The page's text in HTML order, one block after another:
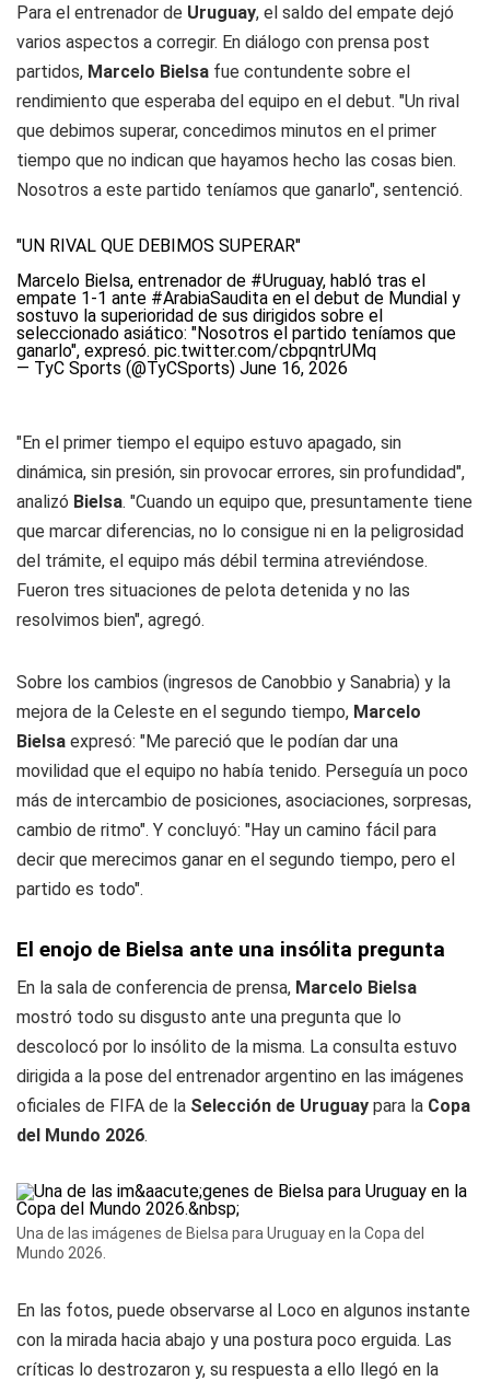
Para el entrenador de Uruguay, el saldo del empate dejó
varios aspectos a corregir. En diálogo con prensa post
partidos, Marcelo Bielsa fue contundente sobre el
rendimiento que esperaba del equipo en el debut. "Un rival
que debimos superar, concedimos minutos en el primer
tiempo que no indican que hayamos hecho las cosas bien.
Nosotros a este partido teníamos que ganarlo", sentenció.
"UN RIVAL QUE DEBIMOS SUPERAR"
Marcelo Bielsa, entrenador de #Uruguay, habló tras el
empate 1-1 ante #ArabiaSaudita en el debut de Mundial y
sostuvo la superioridad de sus dirigidos sobre el
seleccionado asiático: "Nosotros el partido teníamos que
ganarlo", expresó. pic.twitter.com/cbpqntrUMq
— TyC Sports (@TyCSports) June 16, 2026
"En el primer tiempo el equipo estuvo apagado, sin
dinámica, sin presión, sin provocar errores, sin profundidad",
analizó Bielsa. "Cuando un equipo que, presuntamente tiene
que marcar diferencias, no lo consigue ni en la peligrosidad
del trámite, el equipo más débil termina atreviéndose.
Fueron tres situaciones de pelota detenida y no las
resolvimos bien", agregó.
Sobre los cambios (ingresos de Canobbio y Sanabria) y la
mejora de la Celeste en el segundo tiempo, Marcelo
Bielsa expresó: "Me pareció que le podían dar una
movilidad que el equipo no había tenido. Perseguía un poco
más de intercambio de posiciones, asociaciones, sorpresas,
cambio de ritmo". Y concluyó: "Hay un camino fácil para
decir que merecimos ganar en el segundo tiempo, pero el
partido es todo".
El enojo de Bielsa ante una insólita pregunta
En la sala de conferencia de prensa, Marcelo Bielsa
mostró todo su disgusto ante una pregunta que lo
descolocó por lo insólito de la misma. La consulta estuvo
dirigida a la pose del entrenador argentino en las imágenes
oficiales de FIFA de la Selección de Uruguay para la Copa
del Mundo 2026.
Una de las imágenes de Bielsa para Uruguay en la Copa del
Mundo 2026.
En las fotos, puede observarse al Loco en algunos instante
con la mirada hacia abajo y una postura poco erguida. Las
críticas lo destrozaron y, su respuesta a ello llegó en la